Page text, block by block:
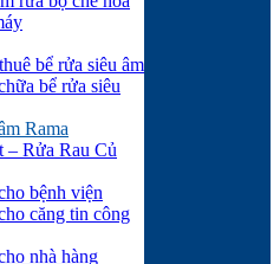
bể rửa siêu âm
bể rửa siêu
Rama
– Rửa Rau Củ
bệnh viện
căng tin công
nhà hàng